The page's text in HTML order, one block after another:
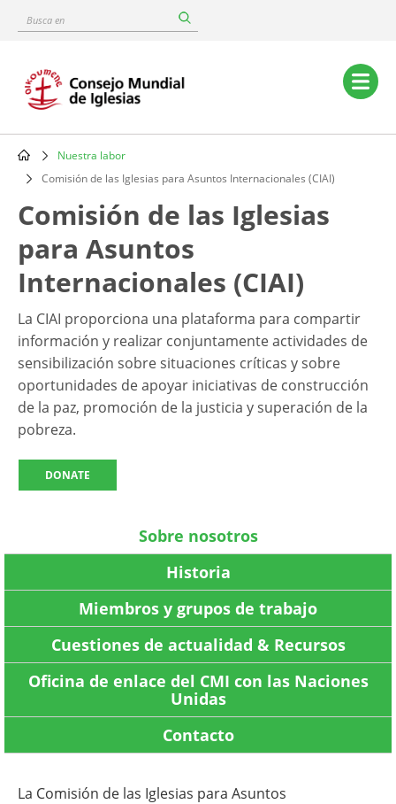
content
Busca
Main
navigation
Breadcrumb
Nuestra labor
Comisión de las Iglesias para Asuntos Internacionales (CIAI)
Comisión de las Iglesias
para Asuntos
Internacionales (CIAI)
La CIAI proporciona una plataforma para compartir
información y realizar conjuntamente actividades de
sensibilización sobre situaciones críticas y sobre
oportunidades de apoyar iniciativas de construcción
de la paz, promoción de la justicia y superación de la
pobreza.
DONATE
Sobre nosotros
Historia
Miembros y grupos de trabajo
Cuestiones de actualidad & Recursos
Oficina de enlace del CMI con las Naciones
Unidas
Contacto
La Comisión de las Iglesias para Asuntos